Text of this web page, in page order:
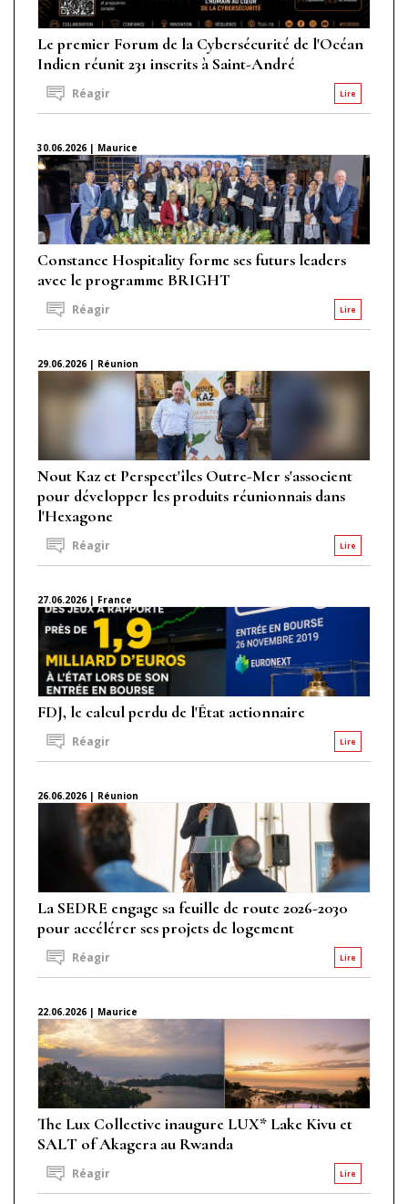
Le premier Forum de la Cybersécurité de l'Océan
Indien réunit 231 inscrits à Saint-André
Lire
Réagir
30.06.2026 | Maurice
Constance Hospitality forme ses futurs leaders
avec le programme BRIGHT
Lire
Réagir
29.06.2026 | Réunion
Nout Kaz et Perspect'îles Outre-Mer s'associent
pour développer les produits réunionnais dans
l'Hexagone
Lire
Réagir
27.06.2026 | France
FDJ, le calcul perdu de l'État actionnaire
Lire
Réagir
26.06.2026 | Réunion
La SEDRE engage sa feuille de route 2026-2030
pour accélérer ses projets de logement
Lire
Réagir
22.06.2026 | Maurice
The Lux Collective inaugure LUX* Lake Kivu et
SALT of Akagera au Rwanda
Lire
Réagir